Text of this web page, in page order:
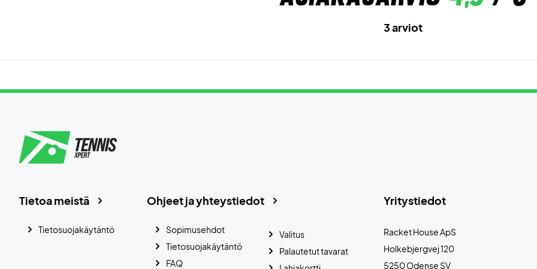
3 arviot
Yritystiedot
Racket House ApS
Holkebjergvej 120
5250 Odense SV
Ohjeet ja yhteystiedot
Sopimusehdot
Tietosuojakäytäntö
FAQ
Valitus
Palautetut tavarat
Tietoa meistä
Tietosuojakäytäntö